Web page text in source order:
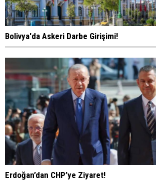
Bolivya'da Askeri Darbe Girişimi!
Erdoğan’dan CHP’ye Ziyaret!